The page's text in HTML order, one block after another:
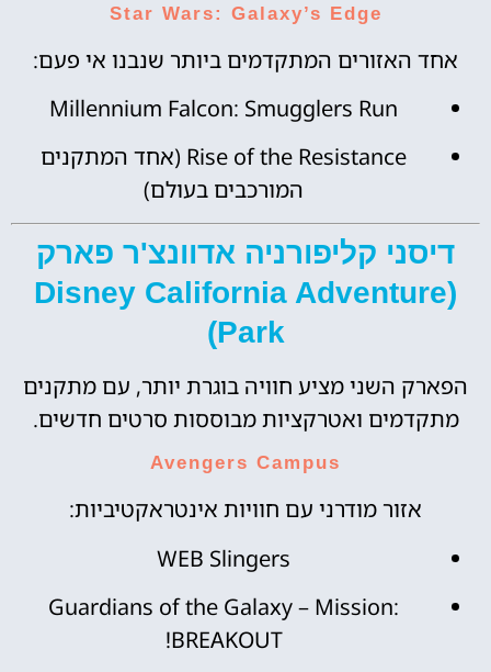
Star Wars: Galaxy’s Edge
אחד האזורים המתקדמים ביותר שנבנו אי פעם:
Millennium Falcon: Smugglers Run
Rise of the Resistance (אחד המתקנים
המורכבים בעולם)
דיסני קליפורניה אדוונצ'ר פארק
(Disney California Adventure
Park)
הפארק השני מציע חוויה בוגרת יותר, עם מתקנים
מתקדמים ואטרקציות מבוססות סרטים חדשים.
Avengers Campus
אזור מודרני עם חוויות אינטראקטיביות:
WEB Slingers
Guardians of the Galaxy – Mission:
BREAKOUT!